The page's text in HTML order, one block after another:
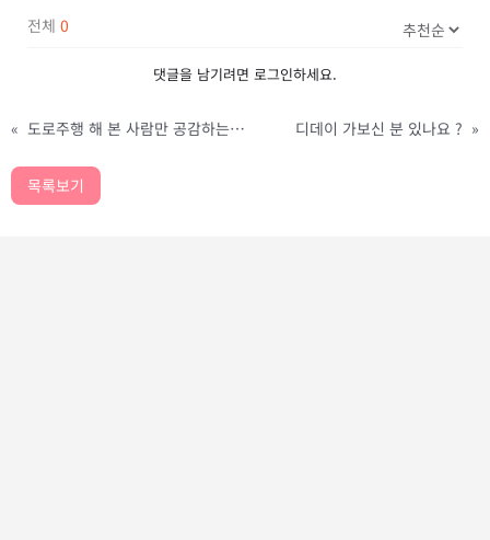
전체 0
댓글을 남기려면 로그인하세요.
« 도로주행 해 본 사람만 공감하는 짤ㅋㅋㅋㅋ 디데이 가보신 분 있나요 ? »
목록보기